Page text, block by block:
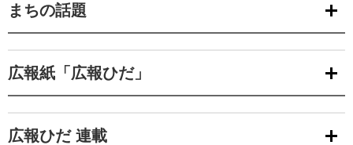
まちの話題
広報紙「広報ひだ」
広報ひだ 連載